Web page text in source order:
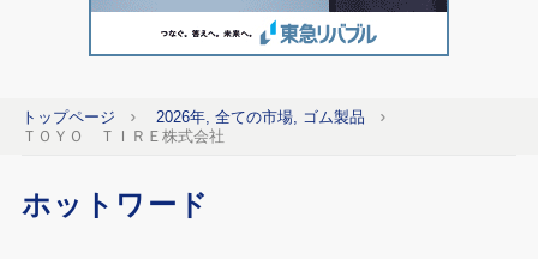
トップページ
2026年, 全ての市場, ゴム製品
ＴＯＹＯ ＴＩＲＥ株式会社
ホットワード